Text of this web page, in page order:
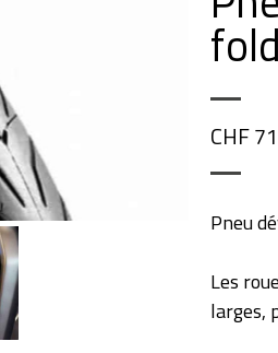
CHF
Pneu
Les
larges,